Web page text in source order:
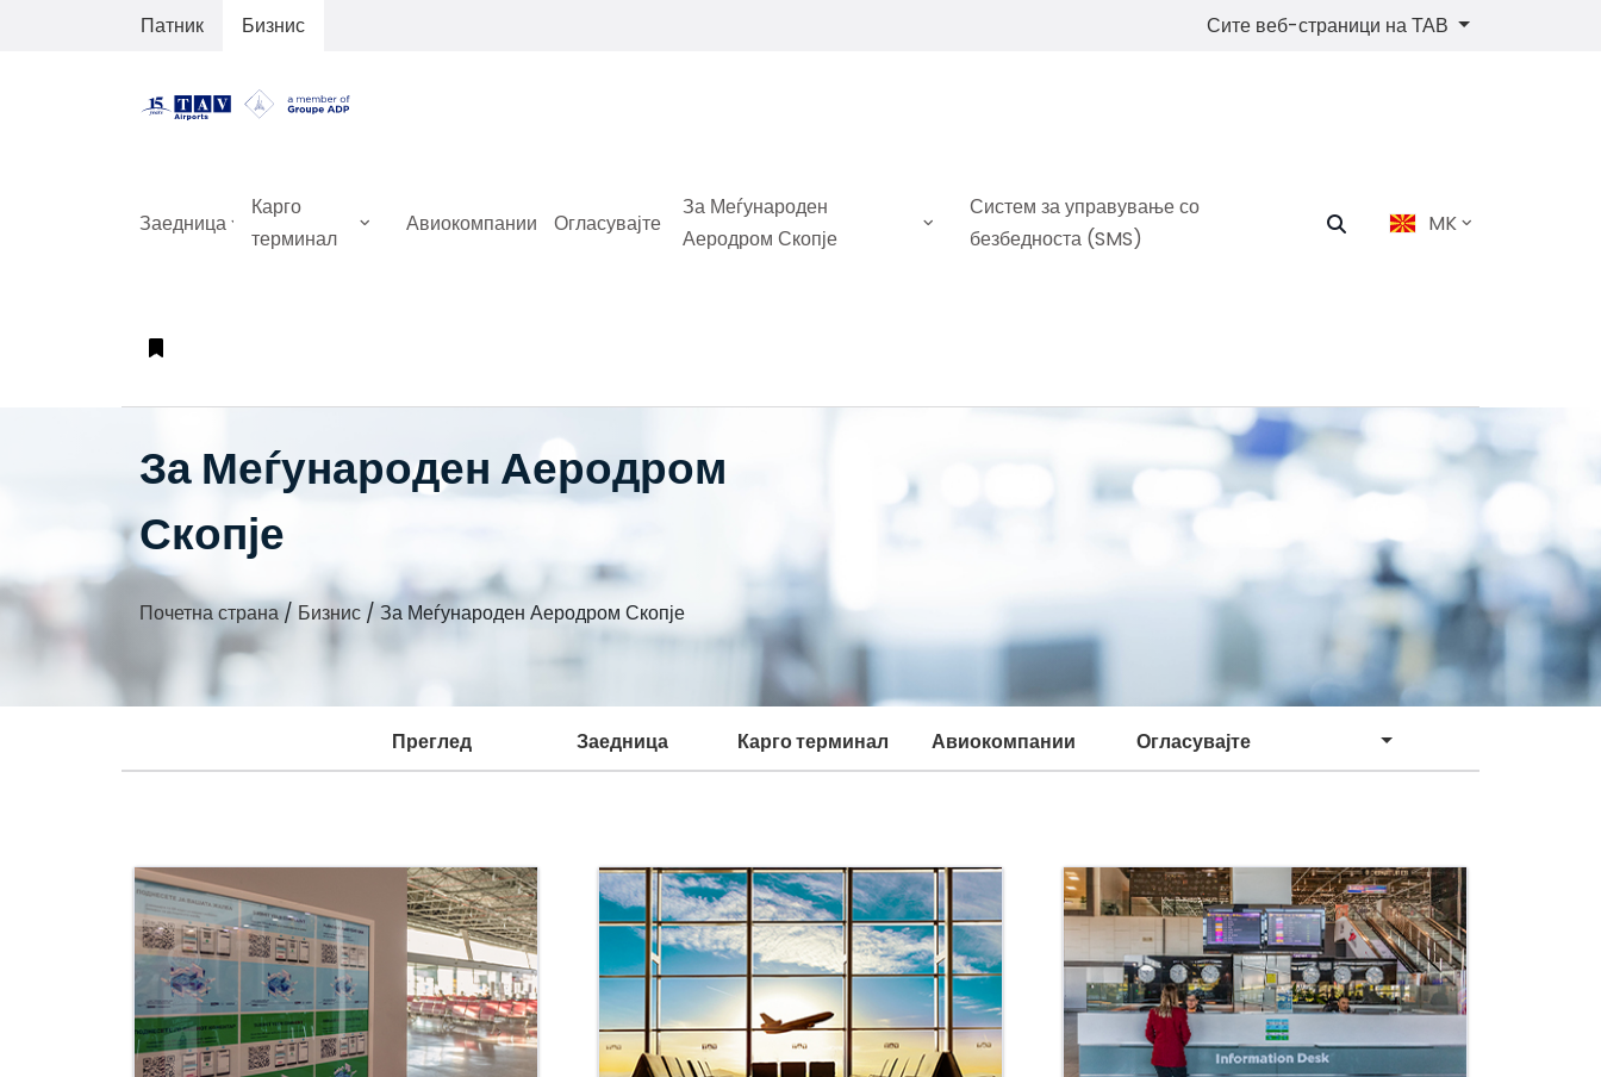
Патник Бизнис Сите веб-страници на ТАВ
Заедница
Карго
терминал
Авиокомпании Огласувајте
За Меѓународен
Аеродром Скопје
Систем за управување со
безбедноста (SMS)
MK
За Меѓународен Аеродром
Скопје
Почетна страна / Бизнис / За Меѓународен Аеродром Скопје
Преглед Заедница Карго терминал Авиокомпании Огласувајте